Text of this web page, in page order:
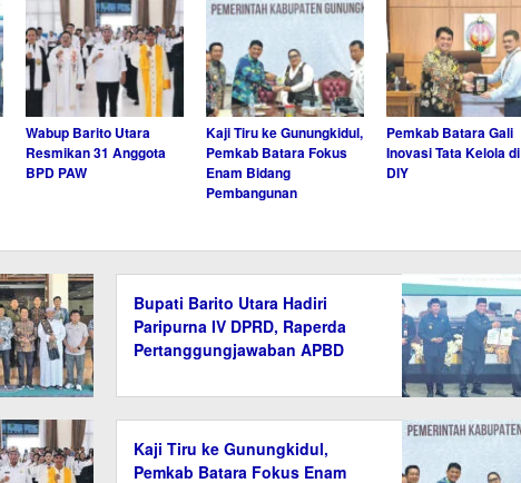
Wabup Barito Utara
Resmikan 31 Anggota
BPD PAW
Kaji Tiru ke Gunungkidul,
Pemkab Batara Fokus
Enam Bidang
Pembangunan
Pemkab Batara Gali
Inovasi Tata Kelola di
DIY
Bupati Barito Utara Hadiri
Paripurna IV DPRD, Raperda
Pertanggungjawaban APBD
Kaji Tiru ke Gunungkidul,
Pemkab Batara Fokus Enam